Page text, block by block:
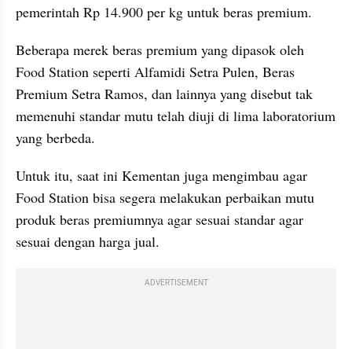
pemerintah Rp 14.900 per kg untuk beras premium.
Beberapa merek beras premium yang dipasok oleh
Food Station seperti Alfamidi Setra Pulen, Beras
Premium Setra Ramos, dan lainnya yang disebut tak
memenuhi standar mutu telah diuji di lima laboratorium
yang berbeda.
Untuk itu, saat ini Kementan juga mengimbau agar
Food Station bisa segera melakukan perbaikan mutu
produk beras premiumnya agar sesuai standar agar
sesuai dengan harga jual.
ADVERTISEMENT